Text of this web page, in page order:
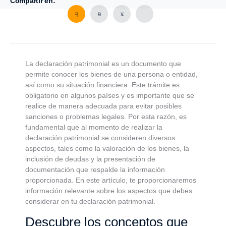
La declaración patrimonial es un documento que
permite conocer los bienes de una persona o entidad,
así como su situación financiera. Este trámite es
obligatorio en algunos países y es importante que se
realice de manera adecuada para evitar posibles
sanciones o problemas legales. Por esta razón, es
fundamental que al momento de realizar la
declaración patrimonial se consideren diversos
aspectos, tales como la valoración de los bienes, la
inclusión de deudas y la presentación de
documentación que respalde la información
proporcionada. En este artículo, te proporcionaremos
información relevante sobre los aspectos que debes
considerar en tu declaración patrimonial.
Descubre los conceptos que